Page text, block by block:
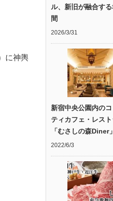
に神輿
ル、新旧が融合す
間
2026/3/31
新宿中央公園内の
ティカフェ・レス
「むさしの森Diner
2022/6/3